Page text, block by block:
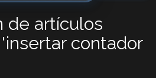
de artículos
contador